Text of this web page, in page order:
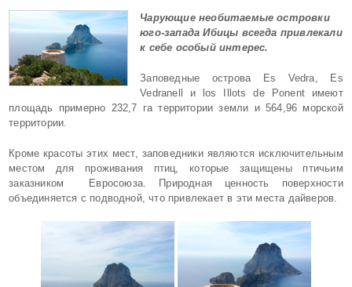
Чарующие необитаемые островки
юго-запада Ибицы всегда привлекали
к себе особый интерес.
Заповедные острова Es Vedrа, Es
Vedranell и los Illots de Ponent имеют
площадь примерно 232,7 га территории земли и 564,96 морской
территории.
Кроме красоты этих мест, заповедники являются исключительным
местом для проживания птиц, которые защищены птичьим
заказником Евросоюза. Природная ценность поверхности
объединяется с подводной, что привлекает в эти места дайверов.